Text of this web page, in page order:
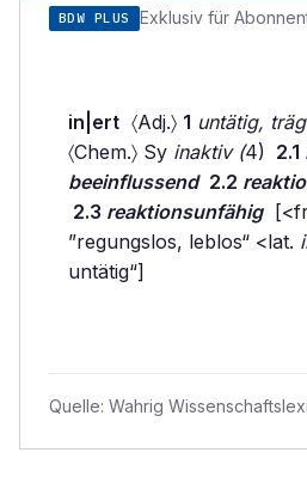
BDW PLUS Exklusiv für
in|ert 〈Adj.〉 1 untätig,
〈Chem.〉 Sy inaktiv (4) 2.1
beeinflussend 2.2
2.3 reaktionsunfähig
”regungslos, leblos“ <lat.
untätig“]
Quelle: Wahrig